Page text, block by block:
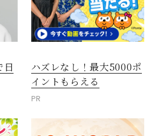
日
ハズレなし！最大5000ポ
イントもらえる
PR